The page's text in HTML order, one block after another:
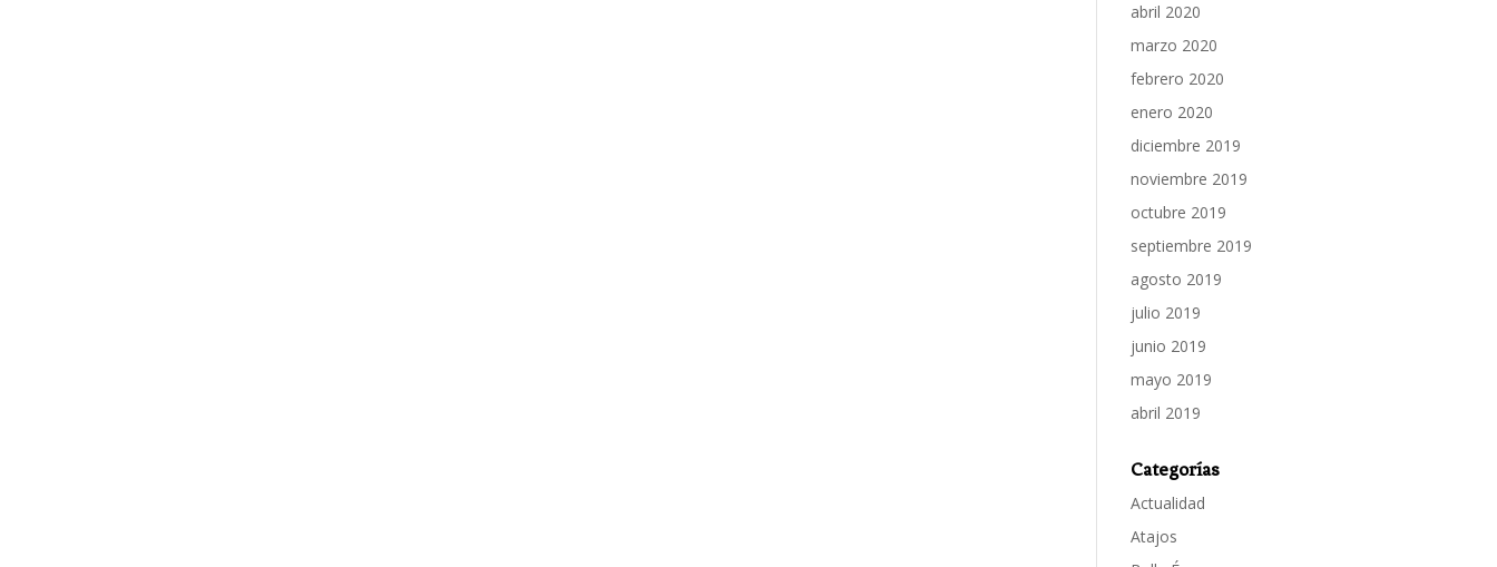
abril 2020
marzo 2020
febrero 2020
enero 2020
diciembre 2019
noviembre 2019
octubre 2019
septiembre 2019
agosto 2019
julio 2019
junio 2019
mayo 2019
abril 2019
Categorías
Actualidad
Atajos